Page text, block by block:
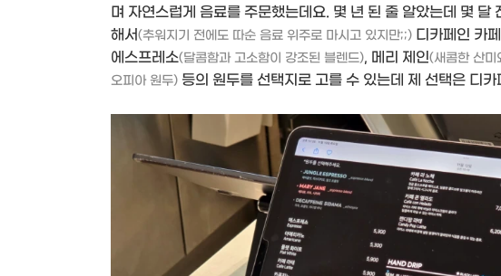
며 자연스럽게 음료를 주문했는데요. 몇 년 된 줄 알았는데 몇 달
해서(추워지기 전에도 따순 음료 위주로 마시고 있지만;;) 디카페인 카
에스프레소(달콤함과 고소함이 강조된 블렌드), 메리 제인(새콤한 산미
오피아 원두) 등의 원두를 선택지로 고를 수 있는데 제 선택은 디